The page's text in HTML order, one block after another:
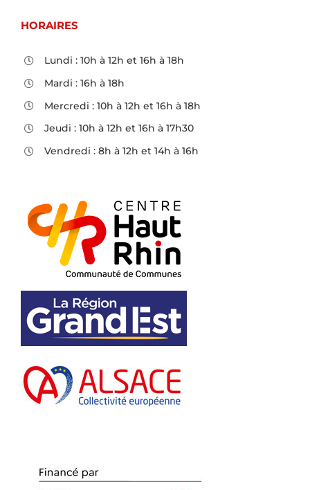
HORAIRES
Lundi : 10h à 12h et 16h à 18h
Mardi : 16h à 18h
Mercredi : 10h à 12h et 16h à 18h
Jeudi : 10h à 12h et 16h à 17h30
Vendredi : 8h à 12h et 14h à 16h